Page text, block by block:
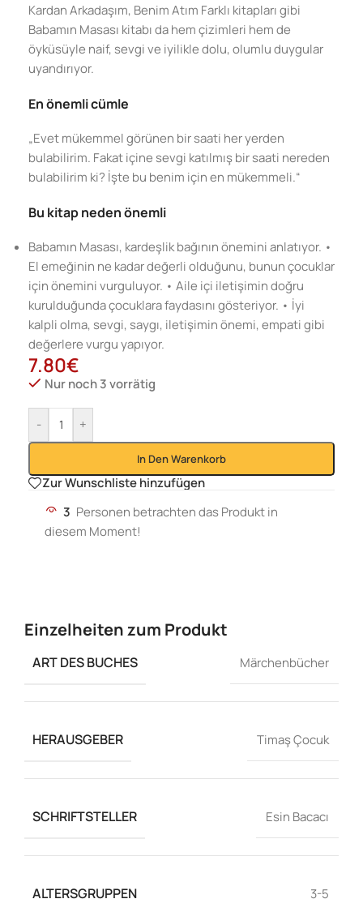
Kardan Arkadaşım, Benim Atım Farklı kitapları gibi
Babamın Masası kitabı da hem çizimleri hem de
öyküsüyle naif, sevgi ve iyilikle dolu, olumlu duygular
uyandırıyor.
En önemli cümle
„Evet mükemmel görünen bir saati her yerden
bulabilirim. Fakat içine sevgi katılmış bir saati nereden
bulabilirim ki? İşte bu benim için en mükemmeli.“
Bu kitap neden önemli
Babamın Masası, kardeşlik bağının önemini anlatıyor. •
El emeğinin ne kadar değerli olduğunu, bunun çocuklar
için önemini vurguluyor. • Aile içi iletişimin doğru
kurulduğunda çocuklara faydasını gösteriyor. • İyi
kalpli olma, sevgi, saygı, iletişimin önemi, empati gibi
değerlere vurgu yapıyor.
7.80€
Nur noch 3 vorrätig
- +
In Den Warenkorb
Zur Wunschliste hinzufügen
3 Personen betrachten das Produkt in
diesem Moment!
Einzelheiten zum Produkt
ART DES BUCHES Märchenbücher
HERAUSGEBER Timaş Çocuk
SCHRIFTSTELLER Esin Bacacı
ALTERSGRUPPEN 3-5